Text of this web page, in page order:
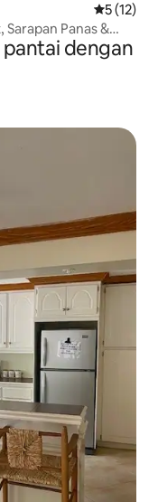
5 (12)
Panas &
dengan